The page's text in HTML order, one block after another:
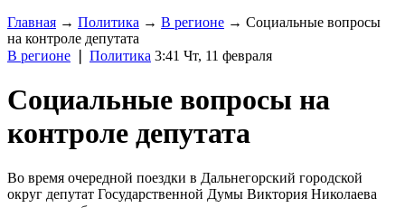
Главная → Политика → В регионе → Социальные вопросы
на контроле депутата
В регионе
Политика 3:41 Чт, 11 февраля
Социальные вопросы на
контроле депутата
Во время очередной поездки в Дальнегорский городской
округ депутат Государственной Думы Виктория Николаева